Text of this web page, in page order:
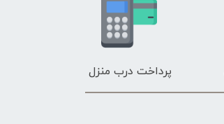
پرداخت درب منزل